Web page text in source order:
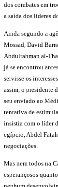
dos combates em
a saída dos líderes
Ainda segundo a
Mossad, David
Abdulrahman al-
já se encontrou
servisse os
assim, o presidente
seu enviado ao
tentativa de
insistia com o líder
egípcio, Abdel
negociações.
Mas nem todos na
esperançosos